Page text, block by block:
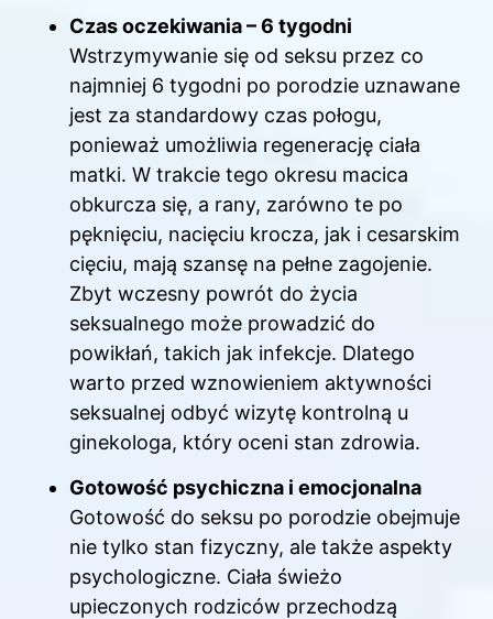
Czas oczekiwania – 6 tygodni
Wstrzymywanie się od seksu przez co
najmniej 6 tygodni po porodzie uznawane
jest za standardowy czas połogu,
ponieważ umożliwia regenerację ciała
matki. W trakcie tego okresu macica
obkurcza się, a rany, zarówno te po
pęknięciu, nacięciu krocza, jak i cesarskim
cięciu, mają szansę na pełne zagojenie.
Zbyt wczesny powrót do życia
seksualnego może prowadzić do
powikłań, takich jak infekcje. Dlatego
warto przed wznowieniem aktywności
seksualnej odbyć wizytę kontrolną u
ginekologa, który oceni stan zdrowia.
Gotowość psychiczna i emocjonalna
Gotowość do seksu po porodzie obejmuje
nie tylko stan fizyczny, ale także aspekty
psychologiczne. Ciała świeżo
upieczonych rodziców przechodzą